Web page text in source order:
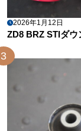
2026年1月12日
ZD8 BRZ STIダウ
3